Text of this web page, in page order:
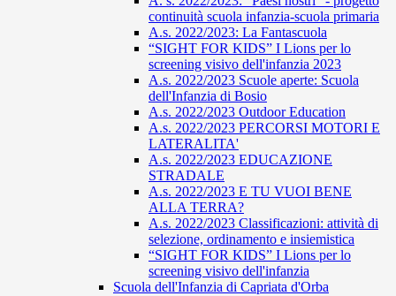
continuità scuola infanzia-scuola primaria
A.s. 2022/2023: La Fantascuola
“SIGHT FOR KIDS” I Lions per lo
screening visivo dell'infanzia 2023
A.s. 2022/2023 Scuole aperte: Scuola
dell'Infanzia di Bosio
A.s. 2022/2023 Outdoor Education
A.s. 2022/2023 PERCORSI MOTORI E
LATERALITA'
A.s. 2022/2023 EDUCAZIONE
STRADALE
A.s. 2022/2023 E TU VUOI BENE
ALLA TERRA?
A.s. 2022/2023 Classificazioni: attività di
selezione, ordinamento e insiemistica
“SIGHT FOR KIDS” I Lions per lo
screening visivo dell'infanzia
Scuola dell'Infanzia di Capriata d'Orba